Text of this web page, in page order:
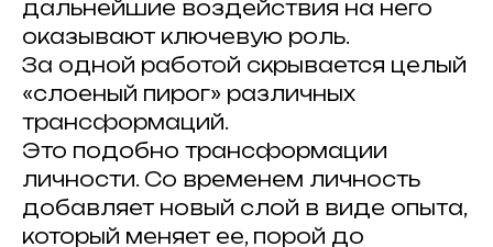
дальнейшие воздействия на него
оказывают ключевую роль.
За одной работой скрывается целый
«слоеный пирог» различных
трансформаций.
Это подобно трансформации
личности. Со временем личность
добавляет новый слой в виде опыта,
который меняет ее, порой до